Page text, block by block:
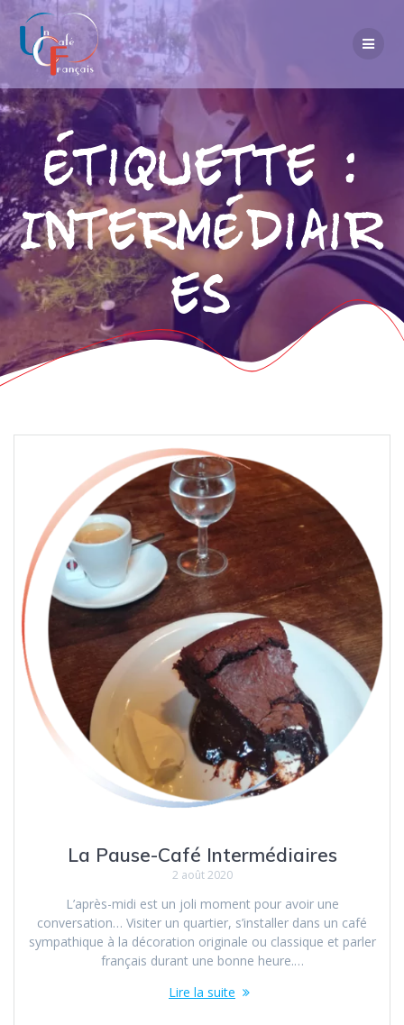
Étiquette :
Intermédiair
es
La Pause-Café Intermédiaires
2 août 2020
L’après-midi est un joli moment pour avoir une
conversation… Visiter un quartier, s’installer dans un café
sympathique à la décoration originale ou classique et parler
français durant une bonne heure.…
Lire la suite